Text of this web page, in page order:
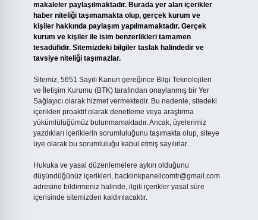
makaleler paylaşılmaktadır. Burada yer alan içerikler
haber niteliği taşımamakta olup, gerçek kurum ve
kişiler hakkında paylaşım yapılmamaktadır. Gerçek
kurum ve kişiler ile isim benzerlikleri tamamen
tesadüfidir. Sitemizdeki bilgiler taslak halindedir ve
tavsiye niteliği taşımazlar.
Sitemiz, 5651 Sayılı Kanun gereğince Bilgi Teknolojileri
ve İletişim Kurumu (BTK) tarafından onaylanmış bir Yer
Sağlayıcı olarak hizmet vermektedir. Bu nedenle, sitedeki
içerikleri proaktif olarak denetleme veya araştırma
yükümlülüğümüz bulunmamaktadır. Ancak, üyelerimiz
yazdıkları içeriklerin sorumluluğunu taşımakta olup, siteye
üye olarak bu sorumluluğu kabul etmiş sayılırlar.
Hukuka ve yasal düzenlemelere aykırı olduğunu
düşündüğünüz içerikleri, backlinkpanelicomtr@gmail.com
adresine bildirmeniz halinde, ilgili içerikler yasal süre
içerisinde sitemizden kaldırılacaktır.